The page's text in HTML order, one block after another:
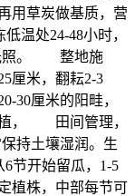
用草炭做基质，营
温处24-48小时，
光照。 整地施
厘米，翻耘2-3
30厘米的阳畦，
植， 田间管理，
持土壤湿润。生
节开始留瓜，1-5
植株，中部每节可